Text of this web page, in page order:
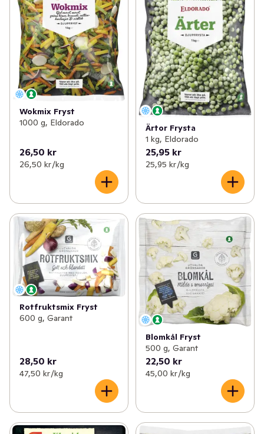
Wokmix Fryst
1000 g, Eldorado
26,50 kr
26,50 kr /kg
Ärtor Frysta
1 kg, Eldorado
25,95 kr
25,95 kr /kg
Rotfruktsmix Fryst
600 g, Garant
28,50 kr
47,50 kr /kg
Blomkål Fryst
500 g, Garant
22,50 kr
45,00 kr /kg